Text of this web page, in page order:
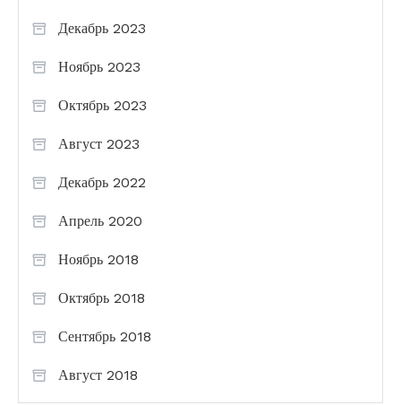
Декабрь 2023
Ноябрь 2023
Октябрь 2023
Август 2023
Декабрь 2022
Апрель 2020
Ноябрь 2018
Октябрь 2018
Сентябрь 2018
Август 2018